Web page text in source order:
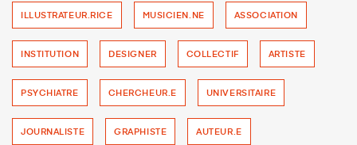
ILLUSTRATEUR.RICE MUSICIEN.NE ASSOCIATION
INSTITUTION DESIGNER COLLECTIF ARTISTE
PSYCHIATRE CHERCHEUR.E UNIVERSITAIRE
JOURNALISTE GRAPHISTE AUTEUR.E